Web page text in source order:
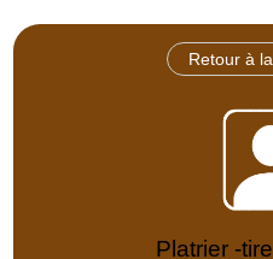
Retour à
Platrier -